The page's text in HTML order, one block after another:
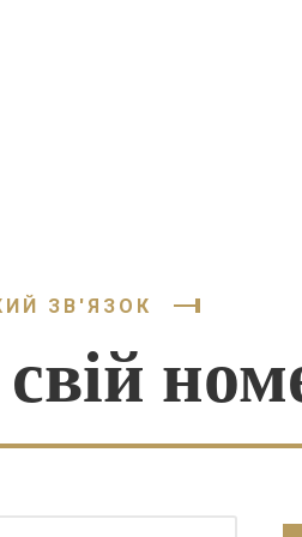
ЗВ'ЯЗОК